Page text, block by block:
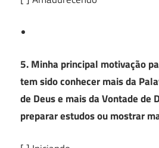
5. Minha principal motivação
tem sido conhecer mais da
de Deus e mais da Vontade de
preparar estudos ou mostrar